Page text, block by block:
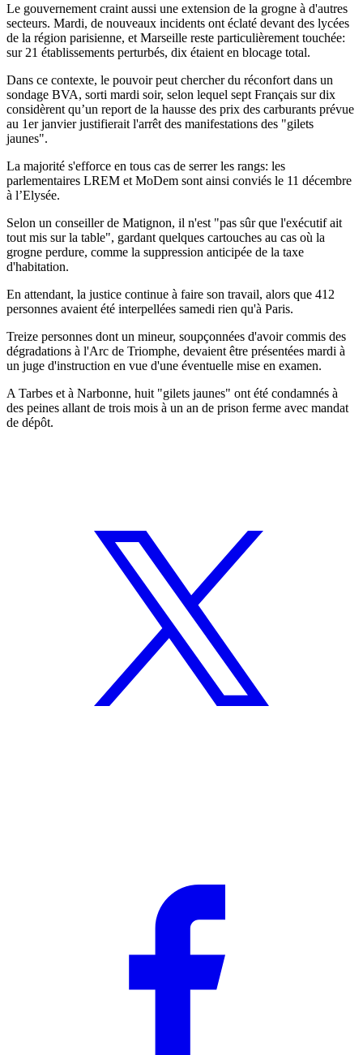
Le gouvernement craint aussi une extension de la grogne à d'autres
secteurs. Mardi, de nouveaux incidents ont éclaté devant des lycées
de la région parisienne, et Marseille reste particulièrement touchée:
sur 21 établissements perturbés, dix étaient en blocage total.
Dans ce contexte, le pouvoir peut chercher du réconfort dans un
sondage BVA, sorti mardi soir, selon lequel sept Français sur dix
considèrent qu’un report de la hausse des prix des carburants prévue
au 1er janvier justifierait l'arrêt des manifestations des "gilets
jaunes".
La majorité s'efforce en tous cas de serrer les rangs: les
parlementaires LREM et MoDem sont ainsi conviés le 11 décembre
à l’Elysée.
Selon un conseiller de Matignon, il n'est "pas sûr que l'exécutif ait
tout mis sur la table", gardant quelques cartouches au cas où la
grogne perdure, comme la suppression anticipée de la taxe
d'habitation.
En attendant, la justice continue à faire son travail, alors que 412
personnes avaient été interpellées samedi rien qu'à Paris.
Treize personnes dont un mineur, soupçonnées d'avoir commis des
dégradations à l'Arc de Triomphe, devaient être présentées mardi à
un juge d'instruction en vue d'une éventuelle mise en examen.
A Tarbes et à Narbonne, huit "gilets jaunes" ont été condamnés à
des peines allant de trois mois à un an de prison ferme avec mandat
de dépôt.